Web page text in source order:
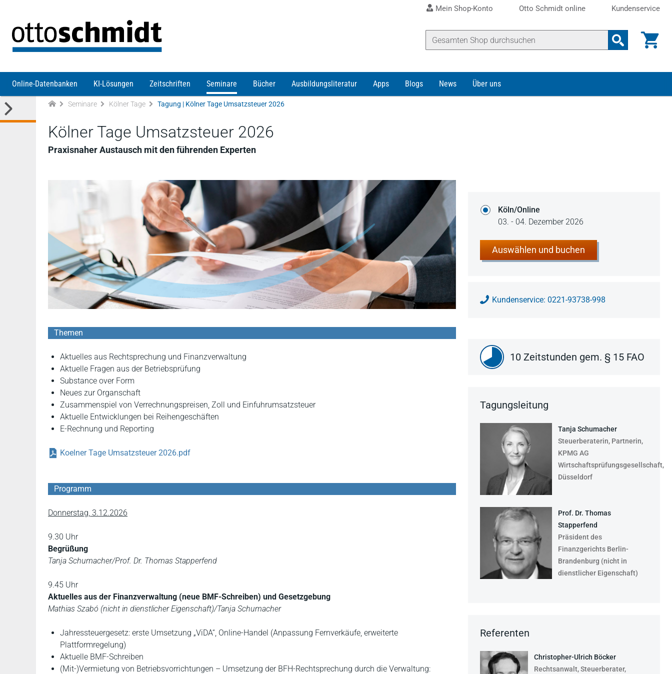
Mein Shop-Konto Otto Schmidt online Kundenservice
Online-Datenbanken KI-Lösungen Zeitschriften Seminare Bücher Ausbildungsliteratur Apps Blogs News Über uns
Seminare Kölner Tage Tagung | Kölner Tage Umsatzsteuer 2026
Kölner Tage Umsatzsteuer 2026
Praxisnaher Austausch mit den führenden Experten
Köln/Online
03. - 04. Dezember 2026
Auswählen und buchen
Kundenservice: 0221-93738-998
Themen
Aktuelles aus Rechtsprechung und Finanzverwaltung
Aktuelle Fragen aus der Betriebsprüfung
Substance over Form
Neues zur Organschaft
Zusammenspiel von Verrechnungspreisen, Zoll und Einfuhrumsatzsteuer
Aktuelle Entwicklungen bei Reihengeschäften
E-Rechnung und Reporting
Koelner Tage Umsatzsteuer 2026.pdf
Programm
Donnerstag, 3.12.2026
9.30 Uhr
Begrüßung
Tanja Schumacher/Prof. Dr. Thomas Stapperfend
9.45 Uhr
Aktuelles aus der Finanzverwaltung (neue BMF-Schreiben) und Gesetzgebung
Mathias Szabó (nicht in dienstlicher Eigenschaft)/Tanja Schumacher
Jahressteuergesetz: erste Umsetzung „ViDA“, Online-Handel (Anpassung Fernverkäufe, erweiterte
Plattformregelung)
Aktuelle BMF-Schreiben
(Mit-)Vermietung von Betriebsvorrichtungen – Umsetzung der BFH-Rechtsprechung durch die Verwaltung:
10 Zeitstunden gem. § 15 FAO
Tagungsleitung
Tanja Schumacher
Steuerberaterin, Partnerin,
KPMG AG
Wirtschaftsprüfungsgesellschaft,
Düsseldorf
Prof. Dr. Thomas
Stapperfend
Präsident des
Finanzgerichts Berlin-
Brandenburg (nicht in
dienstlicher Eigenschaft)
Referenten
Christopher-Ulrich Böcker
Rechtsanwalt, Steuerberater,